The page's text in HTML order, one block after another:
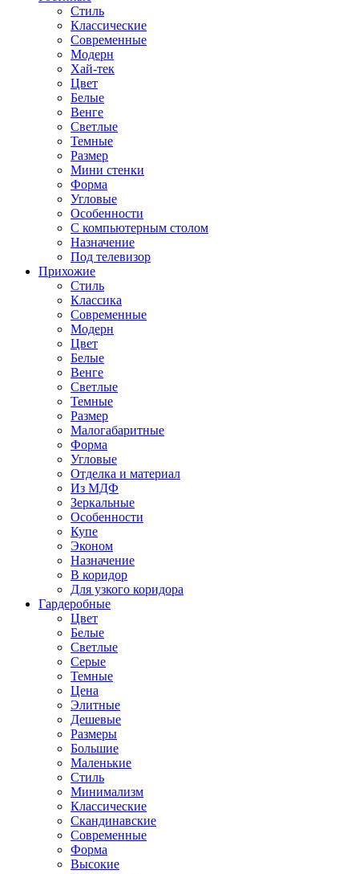
Стиль
Классические
Современные
Модерн
Хай-тек
Цвет
Белые
Венге
Светлые
Темные
Размер
Мини стенки
Форма
Угловые
Особенности
С компьютерным столом
Назначение
Под телевизор
Прихожие
Стиль
Классика
Современные
Модерн
Цвет
Белые
Венге
Светлые
Темные
Размер
Малогабаритные
Форма
Угловые
Отделка и материал
Из МДФ
Зеркальные
Особенности
Купе
Эконом
Назначение
В коридор
Для узкого коридора
Гардеробные
Цвет
Белые
Светлые
Серые
Темные
Цена
Элитные
Дешевые
Размеры
Большие
Маленькие
Стиль
Минимализм
Классические
Скандинавские
Современные
Форма
Высокие